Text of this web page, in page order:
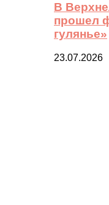
В
прошел
гулянье»
23.07.2026